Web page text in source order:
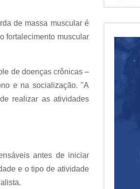
de massa muscular é
fortalecimento muscular
de doenças crônicas –
e na socialização. "A
realizar as atividades
antes de iniciar
e o tipo de atividade